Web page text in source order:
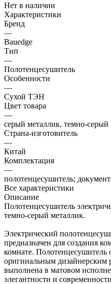
Нет в наличии
Характеристики
Бренд
—
Bauedge
Тип
—
Полотенцесушитель
Особенности
—
Сухой ТЭН
Цвет товара
—
серый металлик, темно-серый
Страна-изготовитель
—
Китай
Комплектация
—
полотенцесушитель;
Все характеристики
Описание
Полотенцесушитель
темно-серый металлик.
Электрический
предназначен для создания
комнате. Полотенцесушитель
оригинальным
выполнена в матовом
элегантности и